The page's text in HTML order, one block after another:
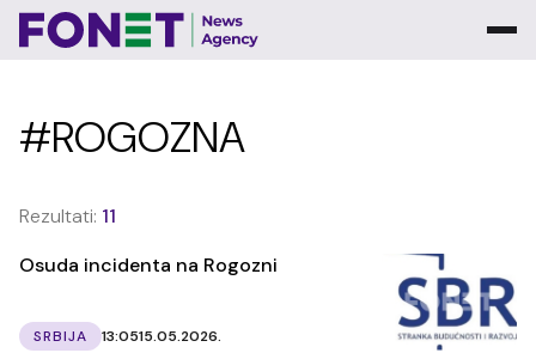
#ROGOZNA
Rezultati: 11
Osuda incidenta na Rogozni
SRBIJA 13:0515.05.2026.